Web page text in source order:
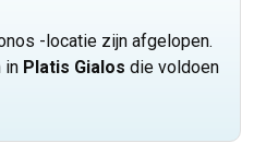
-locatie zijn afgelopen.
in Platis Gialos die voldoen